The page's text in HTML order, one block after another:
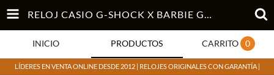
RELOJ CASIO G-SHOCK X BARBIE GMA-S110BE-4A
INICIO PRODUCTOS CARRITO 0
LÍDERES EN VENTA ONLINE DESDE 2012 | RELOJES ORIGINALES CON GARANTÍA |